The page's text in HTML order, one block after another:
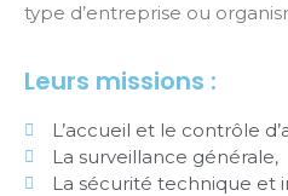
type d’entreprise ou
Leurs missions :
L’accueil et le contrôle
La surveillance générale,
La sécurité technique et